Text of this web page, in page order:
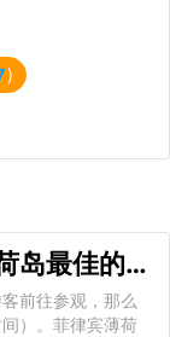
)
菲律宾薄荷岛自由行价格（薄荷岛最佳的潜水时间）
前往参观，那么
）。菲律宾薄荷